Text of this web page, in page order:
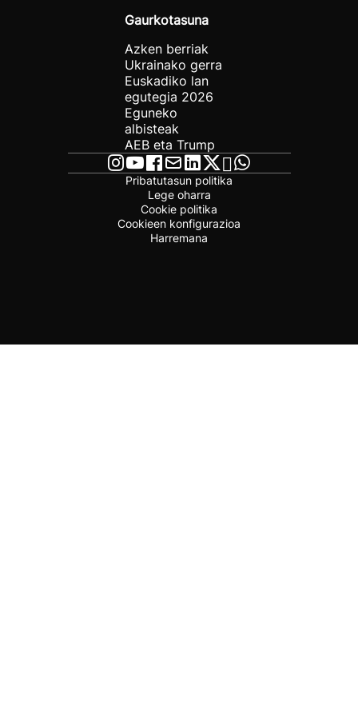
Gaurkotasuna
Azken berriak
Ukrainako gerra
Euskadiko lan
egutegia 2026
Eguneko
albisteak
AEB eta Trump
Pribatutasun politika
Lege oharra
Cookie politika
Cookieen konfigurazioa
Harremana